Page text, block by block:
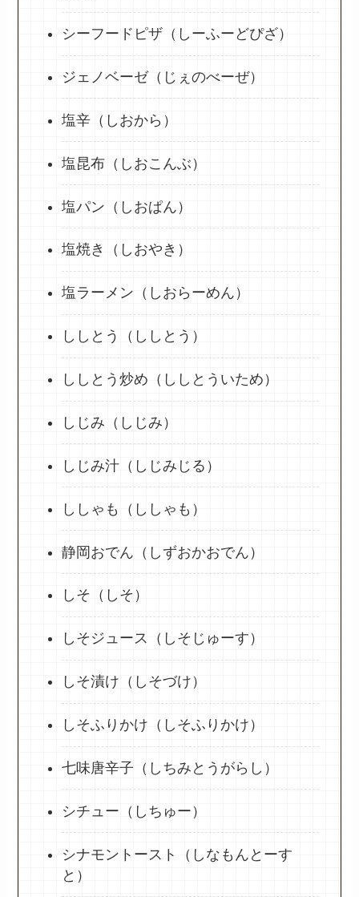
シーフードピザ（しーふーどぴざ）
ジェノベーゼ（じぇのべーぜ）
塩辛（しおから）
塩昆布（しおこんぶ）
塩パン（しおぱん）
塩焼き（しおやき）
塩ラーメン（しおらーめん）
ししとう（ししとう）
ししとう炒め（ししとういため）
しじみ（しじみ）
しじみ汁（しじみじる）
ししゃも（ししゃも）
静岡おでん（しずおかおでん）
しそ（しそ）
しそジュース（しそじゅーす）
しそ漬け（しそづけ）
しそふりかけ（しそふりかけ）
七味唐辛子（しちみとうがらし）
シチュー（しちゅー）
シナモントースト（しなもんとーす
と）